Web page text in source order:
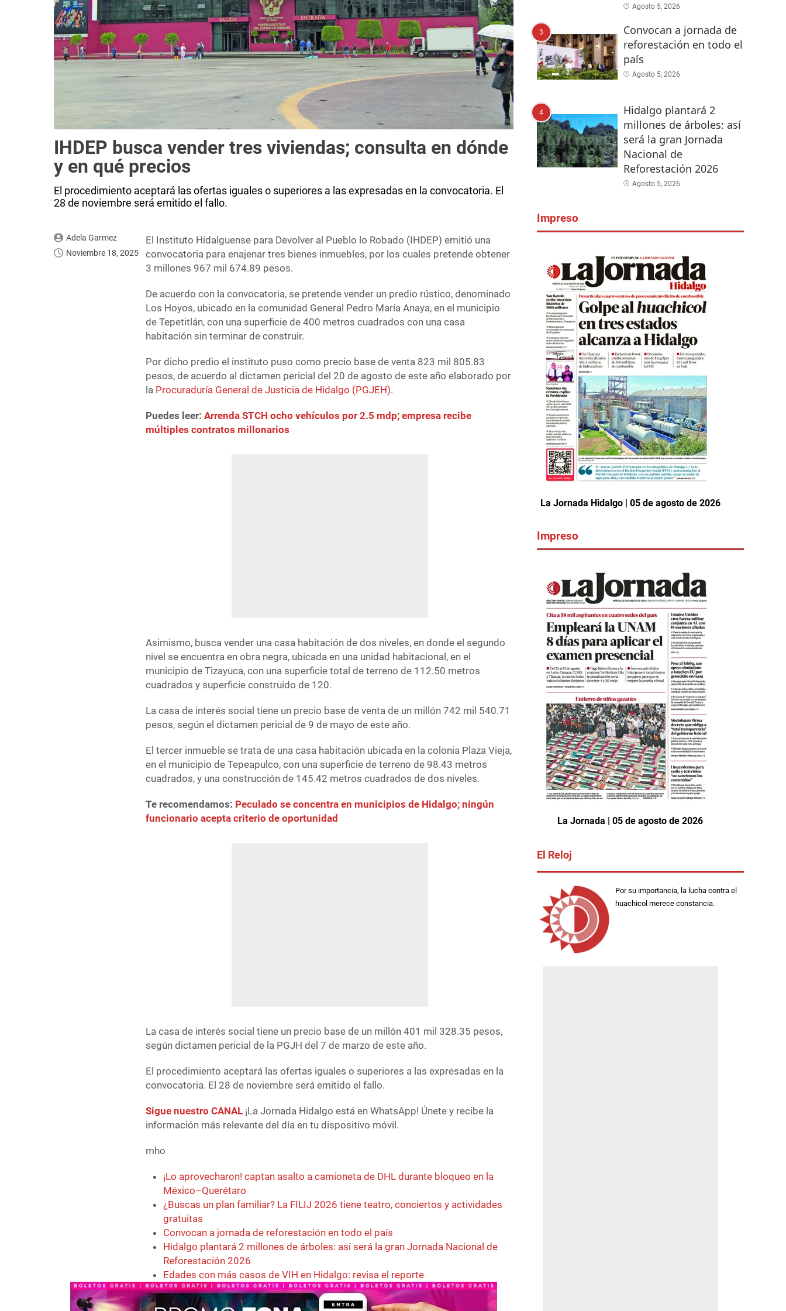
IHDEP busca vender tres viviendas; consulta en dónde
y en qué precios
El procedimiento aceptará las ofertas iguales o superiores a las expresadas en la convocatoria. El
28 de noviembre será emitido el fallo.
Adela Garmez
Noviembre 18, 2025
El Instituto Hidalguense para Devolver al Pueblo lo Robado (IHDEP) emitió una
convocatoria para enajenar tres bienes inmuebles, por los cuales pretende obtener
3 millones 967 mil 674.89 pesos.
De acuerdo con la convocatoria, se pretende vender un predio rústico, denominado
Los Hoyos, ubicado en la comunidad General Pedro María Anaya, en el municipio
de Tepetitlán, con una superficie de 400 metros cuadrados con una casa
habitación sin terminar de construir.
Por dicho predio el instituto puso como precio base de venta 823 mil 805.83
pesos, de acuerdo al dictamen pericial del 20 de agosto de este año elaborado por
la Procuraduría General de Justicia de Hidalgo (PGJEH).
Puedes leer:Arrenda STCH ocho vehículos por 2.5 mdp; empresa recibe
múltiples contratos millonarios
Asimismo, busca vender una casa habitación de dos niveles, en donde el segundo
nivel se encuentra en obra negra, ubicada en una unidad habitacional, en el
municipio de Tizayuca, con una superficie total de terreno de 112.50 metros
cuadrados y superficie construido de 120.
La casa de interés social tiene un precio base de venta de un millón 742 mil 540.71
pesos, según el dictamen pericial de 9 de mayo de este año.
El tercer inmueble se trata de una casa habitación ubicada en la colonia Plaza Vieja,
en el municipio de Tepeapulco, con una superficie de terreno de 98.43 metros
cuadrados, y una construcción de 145.42 metros cuadrados de dos niveles.
Te recomendamos: Peculado se concentra en municipios de Hidalgo; ningún
funcionario acepta criterio de oportunidad
La casa de interés social tiene un precio base de un millón 401 mil 328.35 pesos,
según dictamen pericial de la PGJH del 7 de marzo de este año.
El procedimiento aceptará las ofertas iguales o superiores a las expresadas en la
convocatoria. El 28 de noviembre será emitido el fallo.
Sigue nuestro CANAL ¡La Jornada Hidalgo está en WhatsApp! Únete y recibe la
información más relevante del día en tu dispositivo móvil.
mho
¡Lo aprovecharon! captan asalto a camioneta de DHL durante bloqueo en la
México–Querétaro
¿Buscas un plan familiar? La FILIJ 2026 tiene teatro, conciertos y actividades
gratuitas
Convocan a jornada de reforestación en todo el país
Hidalgo plantará 2 millones de árboles: así será la gran Jornada Nacional de
Reforestación 2026
Edades con más casos de VIH en Hidalgo: revisa el reporte
Agosto 5, 2026
3
Convocan a jornada de
reforestación en todo el
país
Agosto 5, 2026
4
Hidalgo plantará 2
millones de árboles: así
será la gran Jornada
Nacional de
Reforestación 2026
Agosto 5, 2026
Impreso
La Jornada Hidalgo | 05 de agosto de 2026
Impreso
La Jornada | 05 de agosto de 2026
El Reloj
Por su importancia, la lucha contra el
huachicol merece constancia.